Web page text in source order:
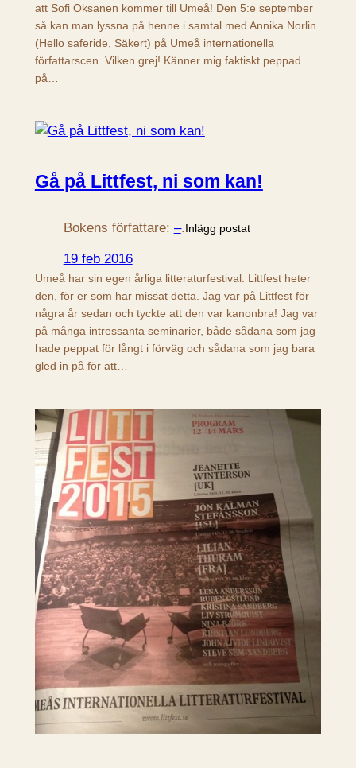
att Sofi Oksanen kommer till Umeå! Den 5:e september
så kan man lyssna på henne i samtal med Annika Norlin
(Hello saferide, Säkert) på Umeå internationella
författarscen. Vilken grej! Känner mig faktiskt peppad
på…
Gå på Littfest, ni som kan!
Bokens författare: –.Inlägg postat
19 feb 2016
Umeå har sin egen årliga litteraturfestival. Littfest heter
den, för er som har missat detta. Jag var på Littfest för
några år sedan och tyckte att den var kanonbra! Jag var
på många intressanta seminarier, både sådana som jag
hade peppat för långt i förväg och sådana som jag bara
gled in på för att…